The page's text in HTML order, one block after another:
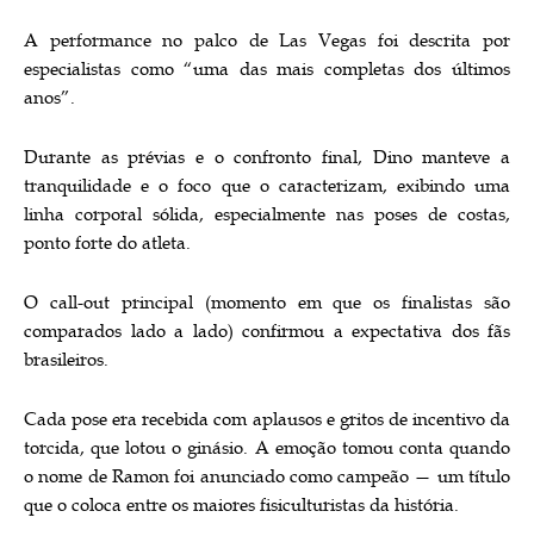
A performance no palco de Las Vegas foi descrita por
especialistas como “uma das mais completas dos últimos
anos”.
Durante as prévias e o confronto final, Dino manteve a
tranquilidade e o foco que o caracterizam, exibindo uma
linha corporal sólida, especialmente nas poses de costas,
ponto forte do atleta.
O call-out principal (momento em que os finalistas são
comparados lado a lado) confirmou a expectativa dos fãs
brasileiros.
Cada pose era recebida com aplausos e gritos de incentivo da
torcida, que lotou o ginásio. A emoção tomou conta quando
o nome de Ramon foi anunciado como campeão — um título
que o coloca entre os maiores fisiculturistas da história.